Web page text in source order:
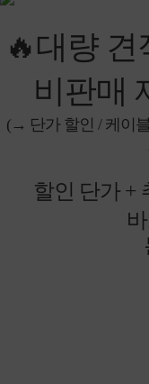
🔥대량 견
비판매
(→ 단가 할인 / 케이
할인 단가 +